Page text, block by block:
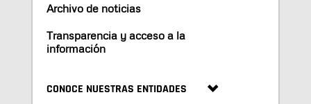
Archivo de noticias
Transparencia y acceso a la
información
CONOCE NUESTRAS ENTIDADES